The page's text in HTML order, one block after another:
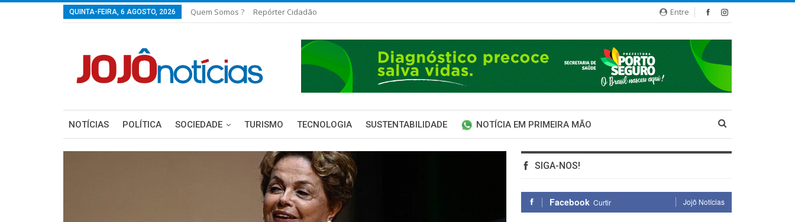
Entre
QUINTA-FEIRA, 6 AGOSTO, 2026 Quem Somos ? Repórter Cidadão
NOTÍCIAS POLÍTICA SOCIEDADE TURISMO TECNOLOGIA SUSTENTABILIDADE NOTÍCIA EM PRIMEIRA MÃO
SIGA-NOS!
Facebook Curtir Jojô Notícias